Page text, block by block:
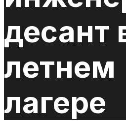
десант
летнем
лагере